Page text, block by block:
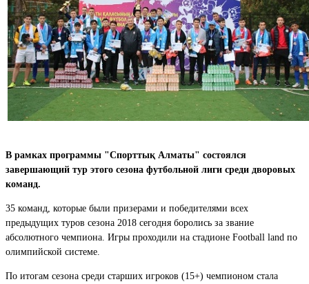
В рамках программы "Спорттық Алматы" состоялся
завершающий тур этого сезона футбольной лиги среди дворовых
команд.
35 команд, которые были призерами и победителями всех
предыдущих туров сезона 2018 сегодня боролись за звание
абсолютного чемпиона. Игры проходили на стадионе Football land по
олимпийской системе.
По итогам сезона среди старших игроков (15+) чемпионом стала